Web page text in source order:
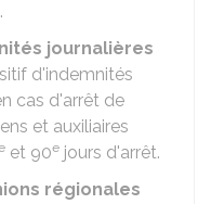
journalières
d'indemnités
cas d'arrêt de
et auxiliaires
et 90e jours d'arrêt.
régionales